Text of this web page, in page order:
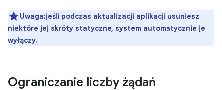
Uwaga:jeśli podczas aktualizacji aplikacji usuniesz
niektóre jej skróty statyczne, system automatycznie je
wyłączy.
Ograniczanie liczby żądań